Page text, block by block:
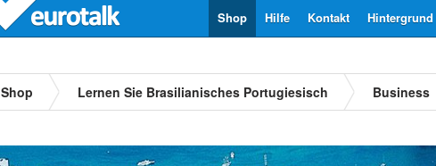
Hintergrund
Kontakt
Hilfe
Shop
Shop Lernen Sie Brasilianisches Portugiesisch Business